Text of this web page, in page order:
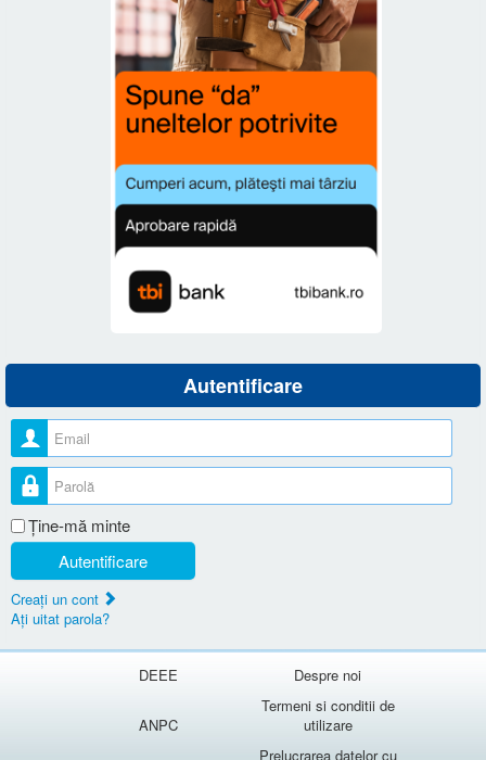
Autentificare
Nume utilizator
Parolă
Ţine-mă minte
Autentificare
Creaţi un cont
Aţi uitat parola?
DEEE Despre noi
ANPC
Termeni si conditii de
utilizare
Prelucrarea datelor cu